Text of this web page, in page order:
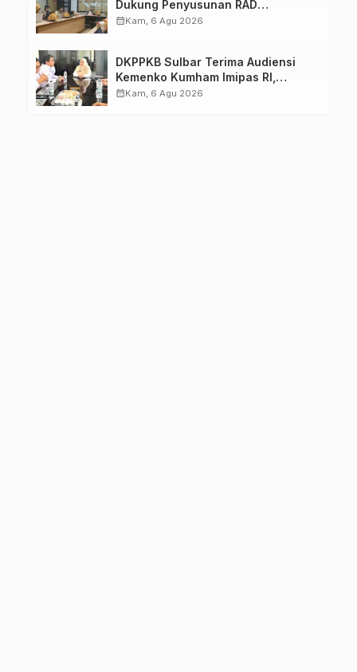
Dukung Penyusunan RAD
TPB/SDGs Sulawesi Barat
calendar_monthKam, 6 Agu 2026
DKPPKB Sulbar Terima Audiensi
Kemenko Kumham Imipas RI,
Perkuat Pelayanan Kesehatan bagi
calendar_monthKam, 6 Agu 2026